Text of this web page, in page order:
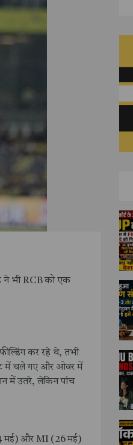
ने भी RCB को एक
कर रहे थे, तभी
में चले गए और ओवर में
में उतरे, लेकिन पांच
मई) और MI (26 मई)